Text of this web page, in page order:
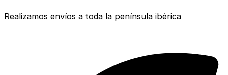
Realizamos envíos a toda la península ibérica